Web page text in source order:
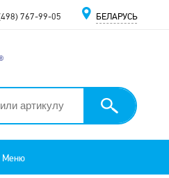
767-99-05 БЕЛАРУСЬ
Меню